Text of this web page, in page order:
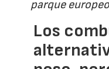
parque
Los